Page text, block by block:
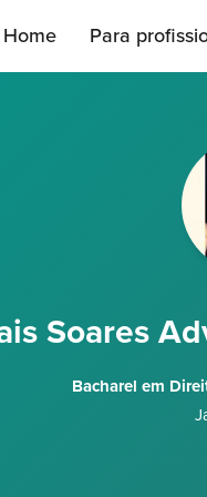
Home Para
Soares
Bacharel em